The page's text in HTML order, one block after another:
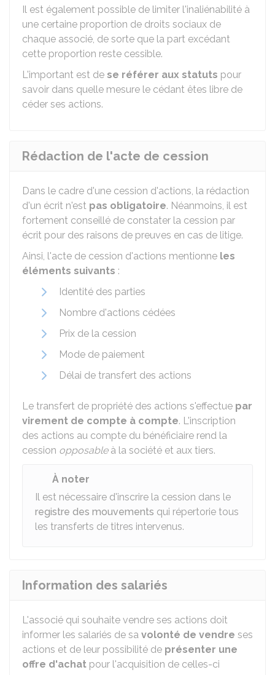
Il est également possible de limiter l'inaliénabilité à
une certaine proportion de droits sociaux de
chaque associé, de sorte que la part excédant
cette proportion reste cessible.
L'important est de se référer aux statuts pour
savoir dans quelle mesure le cédant êtes libre de
céder ses actions.
Rédaction de l'acte de cession
Dans le cadre d'une cession d'actions, la rédaction
d'un écrit n'est pas obligatoire. Néanmoins, il est
fortement conseillé de constater la cession par
écrit pour des raisons de preuves en cas de litige.
Ainsi, l'acte de cession d'actions mentionne les
éléments suivants :
Identité des parties
Nombre d'actions cédées
Prix de la cession
Mode de paiement
Délai de transfert des actions
Le transfert de propriété des actions s'effectue par
virement de compte à compte. L'inscription
des actions au compte du bénéficiaire rend la
cession opposableà la société et aux tiers.
À noter
Il est nécessaire d'inscrire la cession dans le
registre des mouvements qui répertorie tous
les transferts de titres intervenus.
Information des salariés
L'associé qui souhaite vendre ses actions doit
informer les salariés de sa volonté de vendre ses
actions et de leur possibilité de présenter une
offre d'achat pour l'acquisition de celles-ci